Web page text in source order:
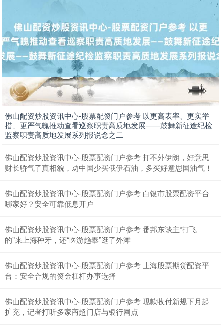
佛山配资炒股资讯中心-股票配资门户参考 以更高表率、更实举
措、更严气魄推动查看巡察职责高质地发展——鼓舞新征途纪检
监察职责高质地发展系列报说念之二
佛山配资炒股资讯中心-股票配资门户参考 打不外伊朗，好意思
财长骄气了真相貌，劝中国少买俄伊石油，多买好意思国油气！
佛山配资炒股资讯中心-股票配资门户参考 白银市股票配资平台
哪家好？安全可靠低息开户
佛山配资炒股资讯中心-股票配资门户参考 番邦东谈主“打飞
的”来上海种牙，还“医游趋奉”逛了外滩
佛山配资炒股资讯中心-股票配资门户参考 上海股票期货配资平
台：安全合规的资金杠杆办事选择
佛山配资炒股资讯中心-股票配资门户参考 现款收付新规下月起
扩充，记者打听多家商超门店与银行网点